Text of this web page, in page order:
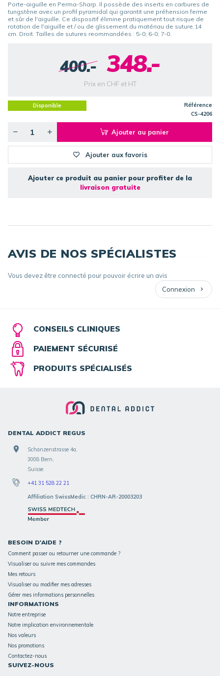
Porte-aiguille en Perma-Sharp. Il possède des inserts en carbures de
tungstène avec un profil pyramidal qui garantit une préhension ferme
et sûr de l'aiguille. Ce dispositif élimine pratiquement tout risque de
rotation de l'aiguille et / ou de glissement du matériau de suture.14
cm. Droit. Tailles de sutures reommandées : 5-0; 6-0; 7-0.
400.- 348.-
Prix en CHF et HT
Disponible
Référence
CS-4206
Ajouter au panier
Ajouter aux favoris
Ajouter ce produit au panier pour profiter de la
livraison gratuite
AVIS DE NOS SPÉCIALISTES
Vous devez être connecté pour pouvoir écrire un avis
Connexion
CONSEILS CLINIQUES
PAIEMENT SÉCURISÉ
PRODUITS SPÉCIALISÉS
DENTAL ADDICT REGUS
Schanzenstrasse 4a,
3008 Bern,
Suisse
+41 31 528 22 21
Affiliation SwissMedic : CHRN-AR-20003203
BESOIN D'AIDE ?
Comment passer ou retourner une commande ?
Visualiser ou suivre mes commandes
Mes retours
Visualiser ou modifier mes adresses
Gérer mes informations personnelles
INFORMATIONS
Notre entreprise
Notre implication environnementale
Nos valeurs
Nos promotions
Contactez-nous
SUIVEZ-NOUS